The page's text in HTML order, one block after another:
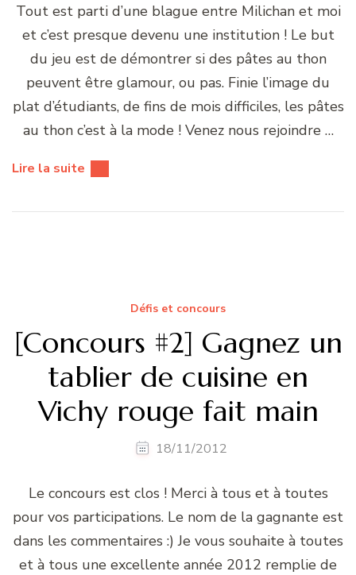
Tout est parti d’une blague entre Milichan et moi
et c’est presque devenu une institution ! Le but
du jeu est de démontrer si des pâtes au thon
peuvent être glamour, ou pas. Finie l’image du
plat d’étudiants, de fins de mois difficiles, les pâtes
au thon c’est à la mode ! Venez nous rejoindre …
Lire la suite
Défis et concours
[Concours #2] Gagnez un
tablier de cuisine en
Vichy rouge fait main
18/11/2012
Le concours est clos ! Merci à tous et à toutes
pour vos participations. Le nom de la gagnante est
dans les commentaires :) Je vous souhaite à toutes
et à tous une excellente année 2012 remplie de